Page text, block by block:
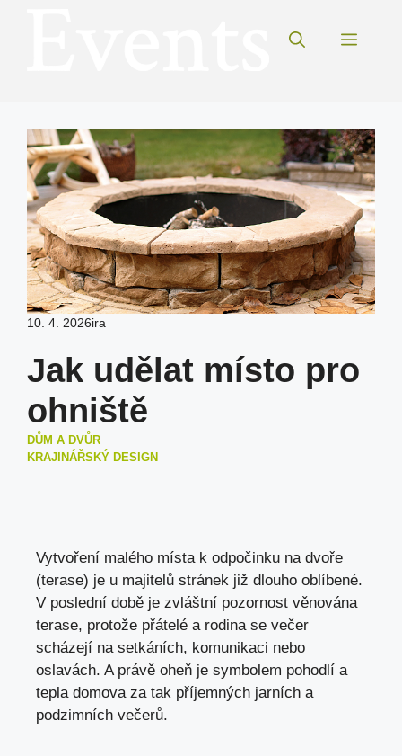
Menu
10. 4. 2026ira
Jak udělat místo pro
ohniště
DŮM A DVŮR
KRAJINÁŘSKÝ DESIGN
Vytvoření malého místa k odpočinku na dvoře
(terase) je u majitelů stránek již dlouho oblíbené.
V poslední době je zvláštní pozornost věnována
terase, protože přátelé a rodina se večer
scházejí na setkáních, komunikaci nebo
oslavách. A právě oheň je symbolem pohodlí a
tepla domova za tak příjemných jarních a
podzimních večerů.